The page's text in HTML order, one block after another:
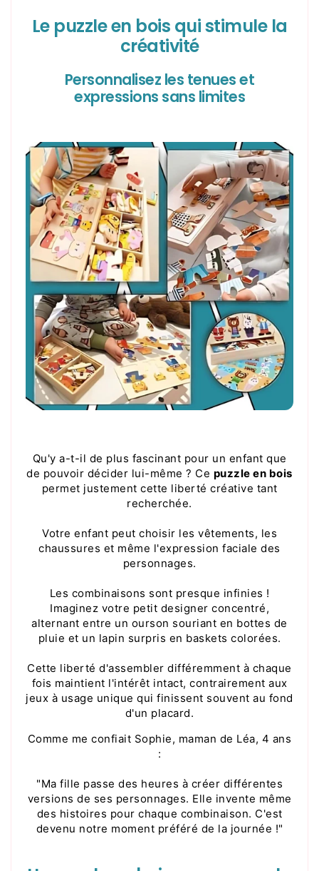
Le puzzle en bois qui stimule la
créativité
Personnalisez les tenues et
expressions sans limites
Qu'y a-t-il de plus fascinant pour un enfant que
de pouvoir décider lui-même ? Ce puzzle en bois
permet justement cette liberté créative tant
recherchée.
Votre enfant peut choisir les vêtements, les
chaussures et même l'expression faciale des
personnages.
Les combinaisons sont presque infinies !
Imaginez votre petit designer concentré,
alternant entre un ourson souriant en bottes de
pluie et un lapin surpris en baskets colorées.
Cette liberté d'assembler différemment à chaque
fois maintient l'intérêt intact, contrairement aux
jeux à usage unique qui finissent souvent au fond
d'un placard.
Comme me confiait Sophie, maman de Léa, 4 ans
:
"Ma fille passe des heures à créer différentes
versions de ses personnages. Elle invente même
des histoires pour chaque combinaison. C'est
devenu notre moment préféré de la journée !"